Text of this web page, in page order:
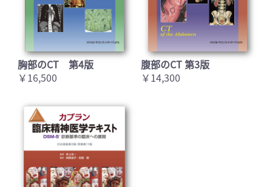
胸部のCT 第4版
￥16,500
腹部のCT 第3版
￥14,300